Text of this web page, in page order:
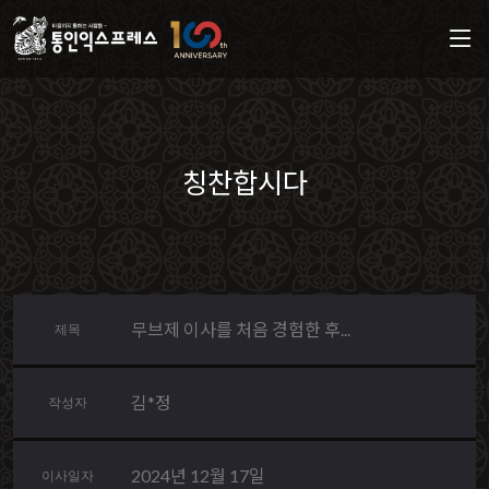
칭찬합시다
제목 무브제 이사를 처음 경험한 후...
작성자 김*정
이사일자 2024년 12월 17일